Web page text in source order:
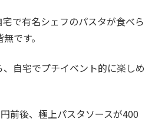
で有名シェフのパスタが食べら
です。
自宅でプチイベント的に楽しめ
前後、極上パスタソースが400